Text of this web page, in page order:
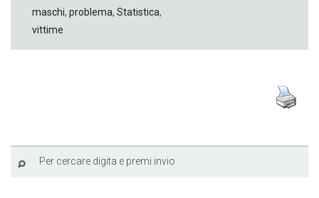
maschi, problema, Statistica,
vittime